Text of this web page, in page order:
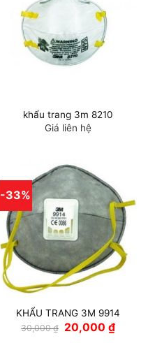
khẩu trang 3m 8210
Giá liên hệ
-33%
KHẨU TRANG 3M 9914
30,000₫ Giá
gốc
20,000 ₫Giá
hiện